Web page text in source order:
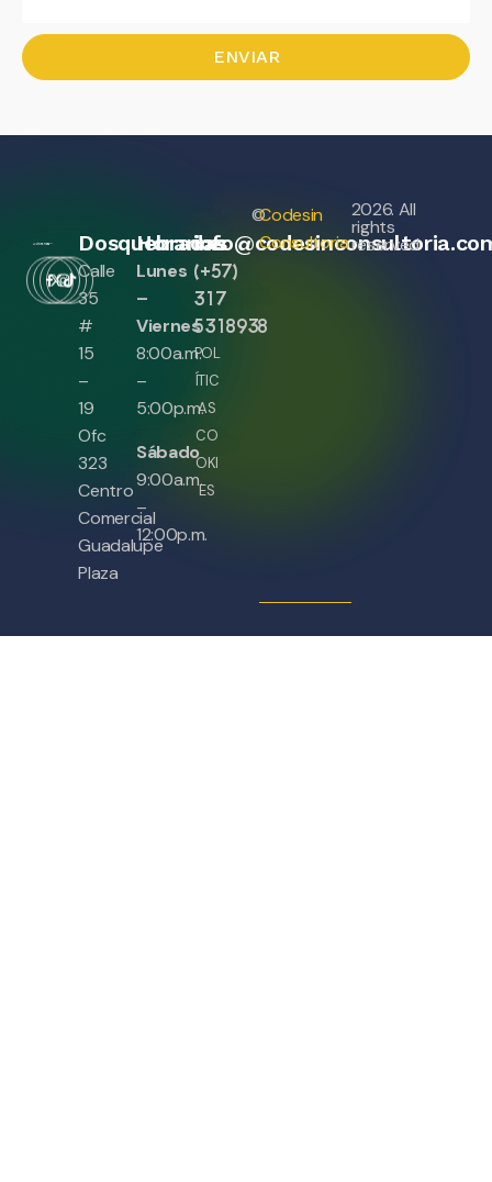
ENVIAR
Dosquebradas
Calle
35
#
15
–
19
Ofc
323
Centro
Comercial
Guadalupe
Plaza
Horarios
Lunes
–
Viernes
8:00a.m.
–
5:00p.m.
Sábado
9:00a.m.
–
12:00p.m.
(+57)
317
5318938
POL
ÍTIC
AS
CO
OKI
ES
©Codesin
Consultoria
2026. All
rights
reserved